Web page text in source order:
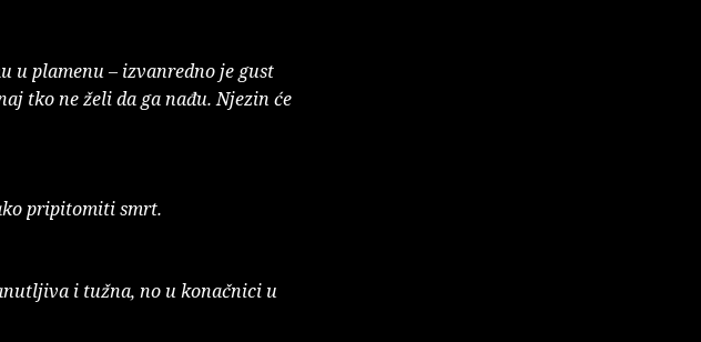
u plamenu – izvanredno je gust
tko ne želi da ga nađu. Njezin će
pripitomiti smrt.
i tužna, no u konačnici u